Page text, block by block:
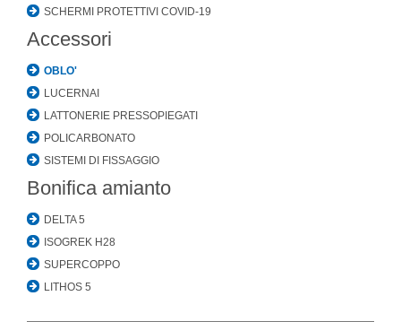
SCHERMI PROTETTIVI COVID-19
Accessori
OBLO'
LUCERNAI
LATTONERIE PRESSOPIEGATI
POLICARBONATO
SISTEMI DI FISSAGGIO
Bonifica amianto
DELTA 5
ISOGREK H28
SUPERCOPPO
LITHOS 5